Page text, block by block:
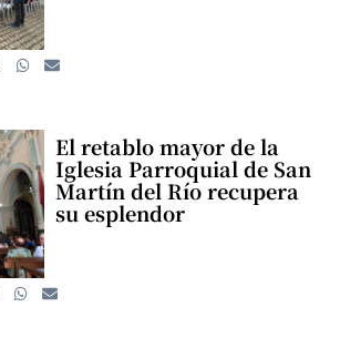
El retablo mayor de la
Iglesia Parroquial de San
Martín del Río recupera
su esplendor